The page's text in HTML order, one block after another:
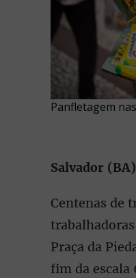
Panfletagem
Salvador (BA)
Centenas de
Praça da
fim da escala